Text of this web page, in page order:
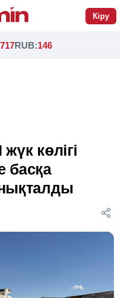
Кіру
RUB:146
көлігі
басқа